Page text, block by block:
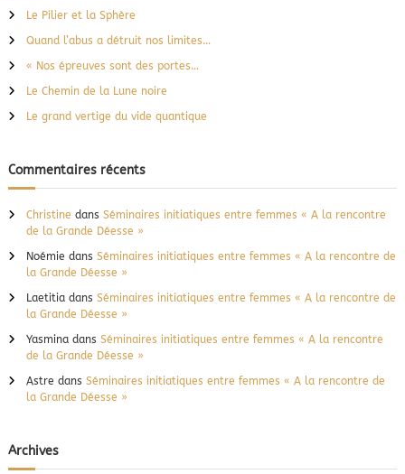
c
h
e
:
Le Pilier et la Sphère
Quand l’abus a détruit nos limites…
« Nos épreuves sont des portes…
Le Chemin de la Lune noire
Le grand vertige du vide quantique
Commentaires récents
Christine dans Séminaires initiatiques entre femmes « A la rencontre
de la Grande Déesse »
Noémie dans Séminaires initiatiques entre femmes « A la rencontre de
la Grande Déesse »
Laetitiadans Séminaires initiatiques entre femmes « A la rencontre de
la Grande Déesse »
Yasminadans Séminaires initiatiques entre femmes « A la rencontre
de la Grande Déesse »
Astre dans Séminaires initiatiques entre femmes « A la rencontre de
la Grande Déesse »
Archives